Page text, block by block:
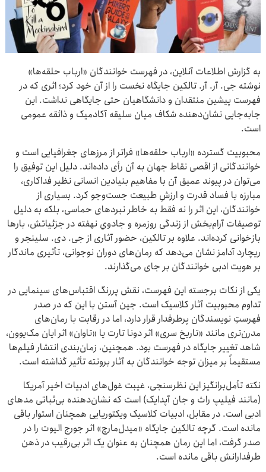
به گزارش اطلاعات آنلاین، در فهرست خوانندگان «ارباب حلقه‌ها»
نوشته جی. آر. آر. تالکین جایگاه نخست را از آن خود کرد؛ اثری که در
فهرست پیشین منتقدان و دانشگاهیان حتی جایگاهی نداشت. این
جابه‌جایی نشان‌دهنده شکاف میان سلیقه آکادمیک و ذائقه عمومی
است.
محبوبیت گسترده «ارباب حلقه‌ها» فراتر از مرزهای جغرافیایی است و
خوانندگانی از اقصی نقاط جهان به آن رأی داده‌اند. دلیل این توفیق را
می‌توان در پیوند عمیق آن با مفاهیم بنیادین انسانی نظیر فداکاری،
مبارزه با فساد قدرت و ارزشِ طبیعت جست‌وجو کرد. بسیاری از
خوانندگان، این اثر را نه فقط به خاطر نبردهای حماسی، بلکه به دلیل
توصیفات آرام‌بخش از زندگی روزمره و جادویِ نهفته در جزئیاتش، بارها
بازخوانی کرده‌اند. علاوه بر تالکین، حضور آثاری از جی. دی. سلینجر و
ریچارد آدامز نشان می‌دهد که رمان‌های دوران نوجوانی، تأثیری ماندگار
بر هویت ادبی خوانندگان بر جای می‌گذارند.
یکی از نکات برجسته این فهرست، نقش پررنگ اقتباس‌های سینمایی در
تداوم محبوبیت آثار کلاسیک است. جین آستن با این که در صدر
فهرستِ نویسندگان پرطرفدار قرار دارد، اما در رقابت با رمان‌های
مدرن‌تری مانند «تاریخ سری» اثر دونا تارت یا «تاوان» اثر ایان مک‌یوون،
شاهد تغییر جایگاه در فهرست بود. همچنین، زمان‌بندی انتشار فیلم‌ها
مستقیماً بر میزان توجه خوانندگان به آثار برونته تأثیر گذاشته است.
نکته تأمل‌برانگیز این نظرسنجی، غیبت غول‌های ادبیات اخیر آمریکا
(مانند فیلیپ راث و جان آپدایک) است که نشان‌دهنده بی‌ثباتی مدهای
ادبی است. در مقابل، ادبیات کلاسیک ویکتوریایی همچنان استوار باقی
مانده است. گرچه تالکین جایگاه «میدل‌مارچ» اثر جورج الیوت را در
صدر گرفت، اما این رمان همچنان به عنوان یک اثر بی‌رقیب در ذهن
طرفدارانش باقی مانده است.